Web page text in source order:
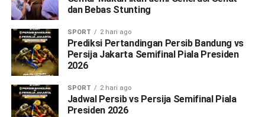
dan Bebas Stunting
SPORT 2 hari ago
Prediksi Pertandingan Persib Bandung vs
Persija Jakarta Semifinal Piala Presiden
2026
SPORT 2 hari ago
Jadwal Persib vs Persija Semifinal Piala
Presiden 2026